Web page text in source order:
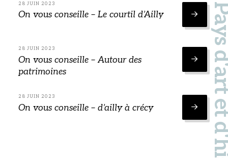
28 JUIN 2023
On vous conseille – Le courtil d’Ailly
28 JUIN 2023
On vous conseille – Autour des
patrimoines
28 JUIN 2023
On vous conseille – d’ailly à crécy Pays